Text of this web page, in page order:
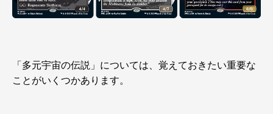
「多元宇宙の伝説」については、覚えておきたい重要な
ことがいくつかあります。